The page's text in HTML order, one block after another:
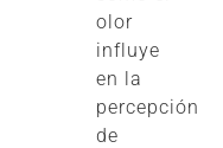
olor
influye
en la
percepción
de